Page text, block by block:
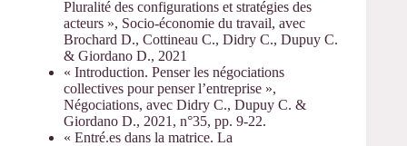
Pluralité des configurations et stratégies des
acteurs », Socio-économie du travail, avec
Brochard D., Cottineau C., Didry C., Dupuy C.
& Giordano D., 2021
« Introduction. Penser les négociations
collectives pour penser l’entreprise »,
Négociations, avec Didry C., Dupuy C. &
Giordano D., 2021, n°35, pp. 9-22.
« Entré.es dans la matrice. La